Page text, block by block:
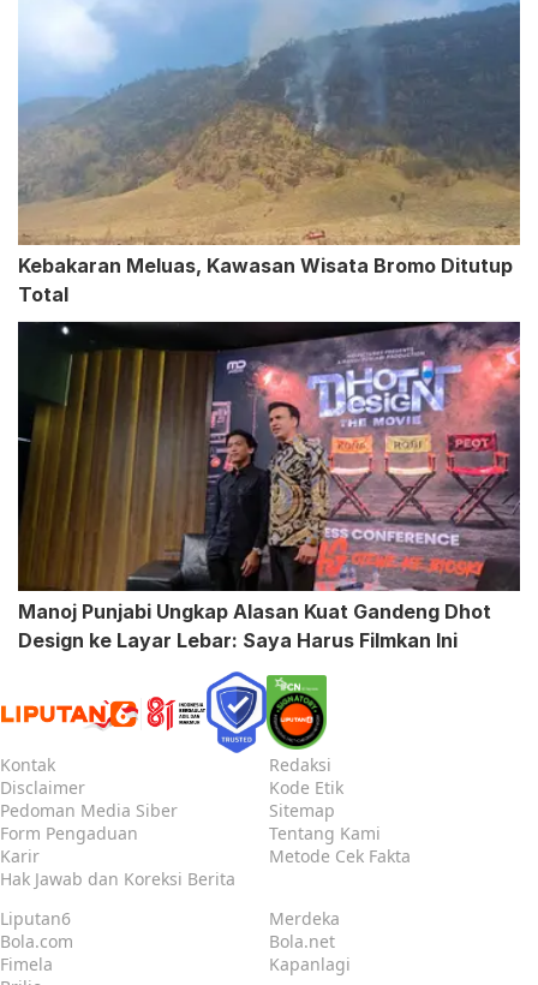
Kebakaran Meluas, Kawasan Wisata Bromo Ditutup
Total
Manoj Punjabi Ungkap Alasan Kuat Gandeng Dhot
Design ke Layar Lebar: Saya Harus Filmkan Ini
Kontak
Redaksi
Disclaimer
Kode Etik
Pedoman Media Siber
Sitemap
Form Pengaduan
Tentang Kami
Karir
Metode Cek Fakta
Hak Jawab dan Koreksi Berita
Liputan6
Merdeka
Bola.com
Bola.net
Fimela
Kapanlagi